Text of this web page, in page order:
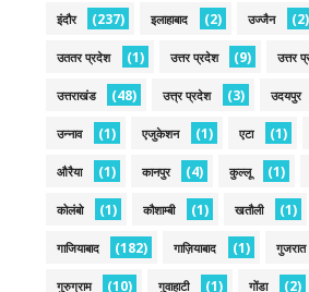
इंदौर (237) इलाहाबाद (2) उज्जैन (2)
उततर प्रदेश (1) उत्तर प्रदेश (9) उत्तर
उत्तराखंड (48) उत्त्र प्रदेश (3) उदयपुर
उन्नाव (1) एजुकेशन (1) एटा (1)
औरैया (1) कानपुर (4) कुल्लू (1)
कोलंबो (1) कौशाम्बी (1) खतौली (1)
गाजियाबाद (182) गाज़ियाबाद (1) गुजरात
गुरुग्राम (10) गुवाहाटी (1) गोंडा (2)